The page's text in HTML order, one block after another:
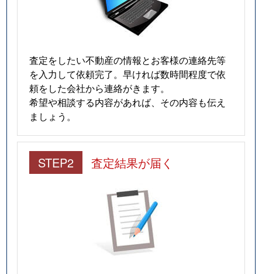
査定をしたい不動産の情報とお客様の連絡先等
を入力して依頼完了。早ければ数時間程度で依
頼をした会社から連絡がきます。
希望や相談する内容があれば、その内容も伝え
ましょう。
STEP2 査定結果が届く